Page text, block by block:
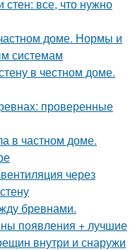
стен: все, что нужно
доме. Нормы и
системам
в честном доме.
проверенные
в частном доме.
через
бревнами.
появления + лучшие
внутри и снаружи